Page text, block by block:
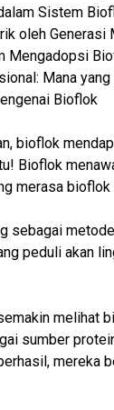
Sistem
oleh Generasi
Mengadopsi
Mana
Bioflok
bioflok
Bioflok
merasa
sebagai
peduli akan
melihat
sumber
mereka